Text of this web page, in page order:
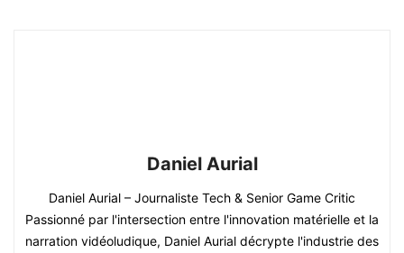
Daniel Aurial
Daniel Aurial – Journaliste Tech & Senior Game Critic
Passionné par l'intersection entre l'innovation matérielle et la
narration vidéoludique, Daniel Aurial décrypte l'industrie des